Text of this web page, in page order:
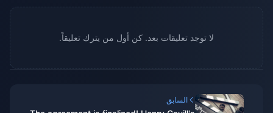
لا توجد تعليقات بعد. كن أول من يترك تعليقاً.
السابق